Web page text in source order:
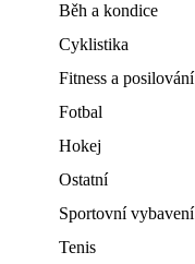
Běh a kondice
Cyklistika
Fitness a posilování
Fotbal
Hokej
Ostatní
Sportovní vybavení
Tenis